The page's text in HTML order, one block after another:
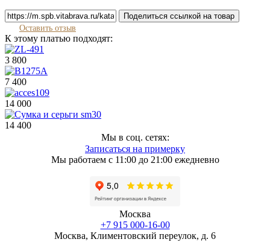
Поделиться ссылкой на товар
Оставить отзыв
К этому платью подходят:
3 800
7 400
14 000
14 400
Мы в соц. сетях:
Записаться на примерку
Мы работаем с 11:00 до 21:00 ежедневно
Москва
+7 915 000-16-00
Москва, Климентовский переулок, д. 6